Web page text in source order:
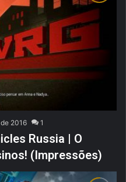
2016 1
Russia | O
(Impressões)